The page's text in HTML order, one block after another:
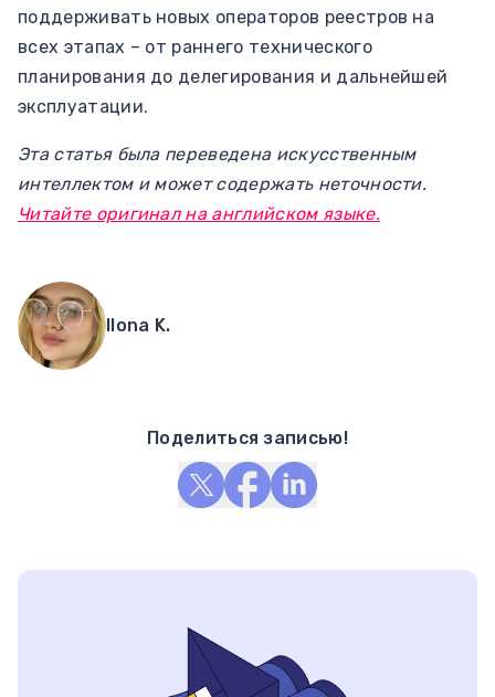
поддерживать новых операторов реестров на
всех этапах – от раннего технического
планирования до делегирования и дальнейшей
эксплуатации.
Эта статья была переведена искусственным
интеллектом и может содержать неточности.
Читайте оригинал на английском языке.
Ilona K.
Поделиться записью!